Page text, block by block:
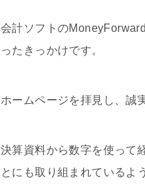
会計ソフトの
ったきっかけです。
ホームページを拝見し、誠
決算資料から数字を使って
とにも取り組まれているよ